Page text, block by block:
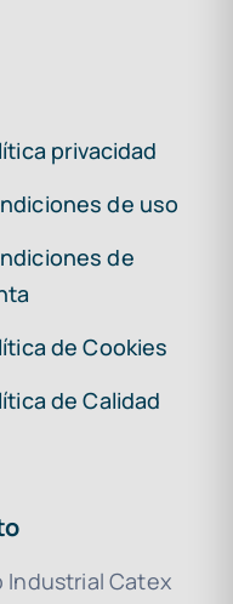
privacidad
de uso
de
de Cookies
de Calidad
Industrial Catex